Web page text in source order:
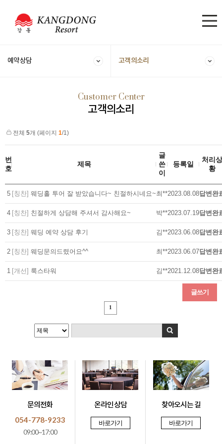
예약상담 고객의소리
Customer Center
고객의소리
전체 5개 (페이지 1/1)
번
호
제목
글
쓴
이
등록일
처리상
황
5 [칭찬] 웨딩홀 투어 잘 받았습니다~ 친절하시네요~최**2023.08.08답변완
4 [칭찬] 친절하게 상담해 주셔서 감사해요~ 박**2023.07.19답변완
3 [칭찬] 웨딩 예약 상담 후기 김**2023.06.08답변완
2 [칭찬] 웨딩문의드렸어요^^ 최**2023.06.07답변완
1 [개선] 룩스타워 김**2021.12.08답변완
글쓰기
1
문의전화
054-778-9233
09:00~17:00
온라인 상담
바로가기
찾아오시는 길
바로가기